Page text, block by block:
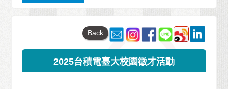
Back
2025台積電臺大校園徵才活動